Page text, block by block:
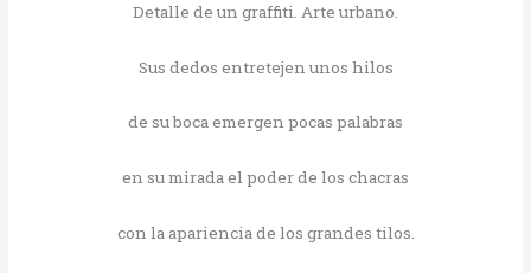
Detalle de un graffiti. Arte urbano.
Sus dedos entretejen unos hilos
de su boca emergen pocas palabras
en su mirada el poder de los chacras
con la apariencia de los grandes tilos.